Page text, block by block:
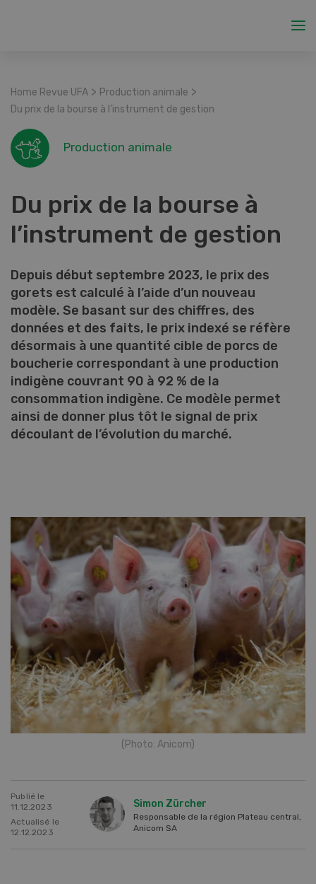
Home Revue UFA > Production animale >
Du prix de la bourse à l’instrument de gestion
Production animale
Du prix de la bourse à
l’instrument de gestion
Depuis début septembre 2023, le prix des
gorets est calculé à l’aide d’un nouveau
modèle. Se basant sur des chiffres, des
données et des faits, le prix indexé se réfère
désormais à une quantité cible de porcs de
boucherie correspondant à une production
indigène couvrant 90 à 92 % de la
consommation indigène. Ce modèle permet
ainsi de donner plus tôt le signal de prix
découlant de l’évolution du marché.
(Photo: Anicom)
Publié le
11.12.2023
Actualisé le
12.12.2023
Simon Zürcher
Responsable de la région Plateau central,
Anicom SA